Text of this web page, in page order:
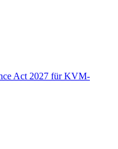
Act 2027 für KVM-